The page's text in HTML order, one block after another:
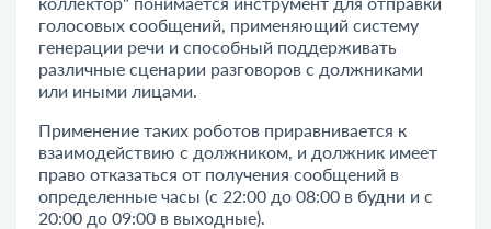
голосовых сообщений, применяющий систему
генерации речи и способный поддерживать
различные сценарии разговоров с должниками
или иными лицами.
Применение таких роботов приравнивается к
взаимодействию с должником, и должник имеет
право отказаться от получения сообщений в
определенные часы (с 22:00 до 08:00 в будни и с
20:00 до 09:00 в выходные).